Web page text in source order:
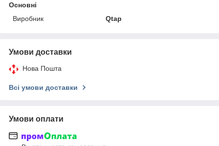
Основні
Виробник
Qtap
Умови доставки
Нова Пошта
Всі умови доставки
Умови оплати